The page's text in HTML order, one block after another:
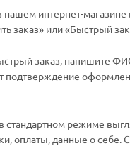
нашем интернет-
заказ» или «Быстрый
заказ, напишите
подтверждение
стандартном режиме
оплаты, данные о